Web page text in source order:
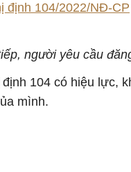
định 104/2022/NĐ-CP
người yêu cầu
104 có hiệu lực,
mình.